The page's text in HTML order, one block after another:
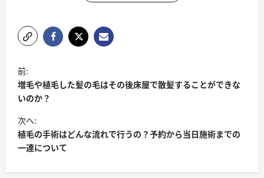
ポ
ス
ト
ナ
ビ
ゲ
ー
前:
増毛や植毛した髪の毛はその後床屋で散髪することができな
いのか？
次へ:
植毛の手術はどんな流れで行うの？予約から当日施術までの
一連について